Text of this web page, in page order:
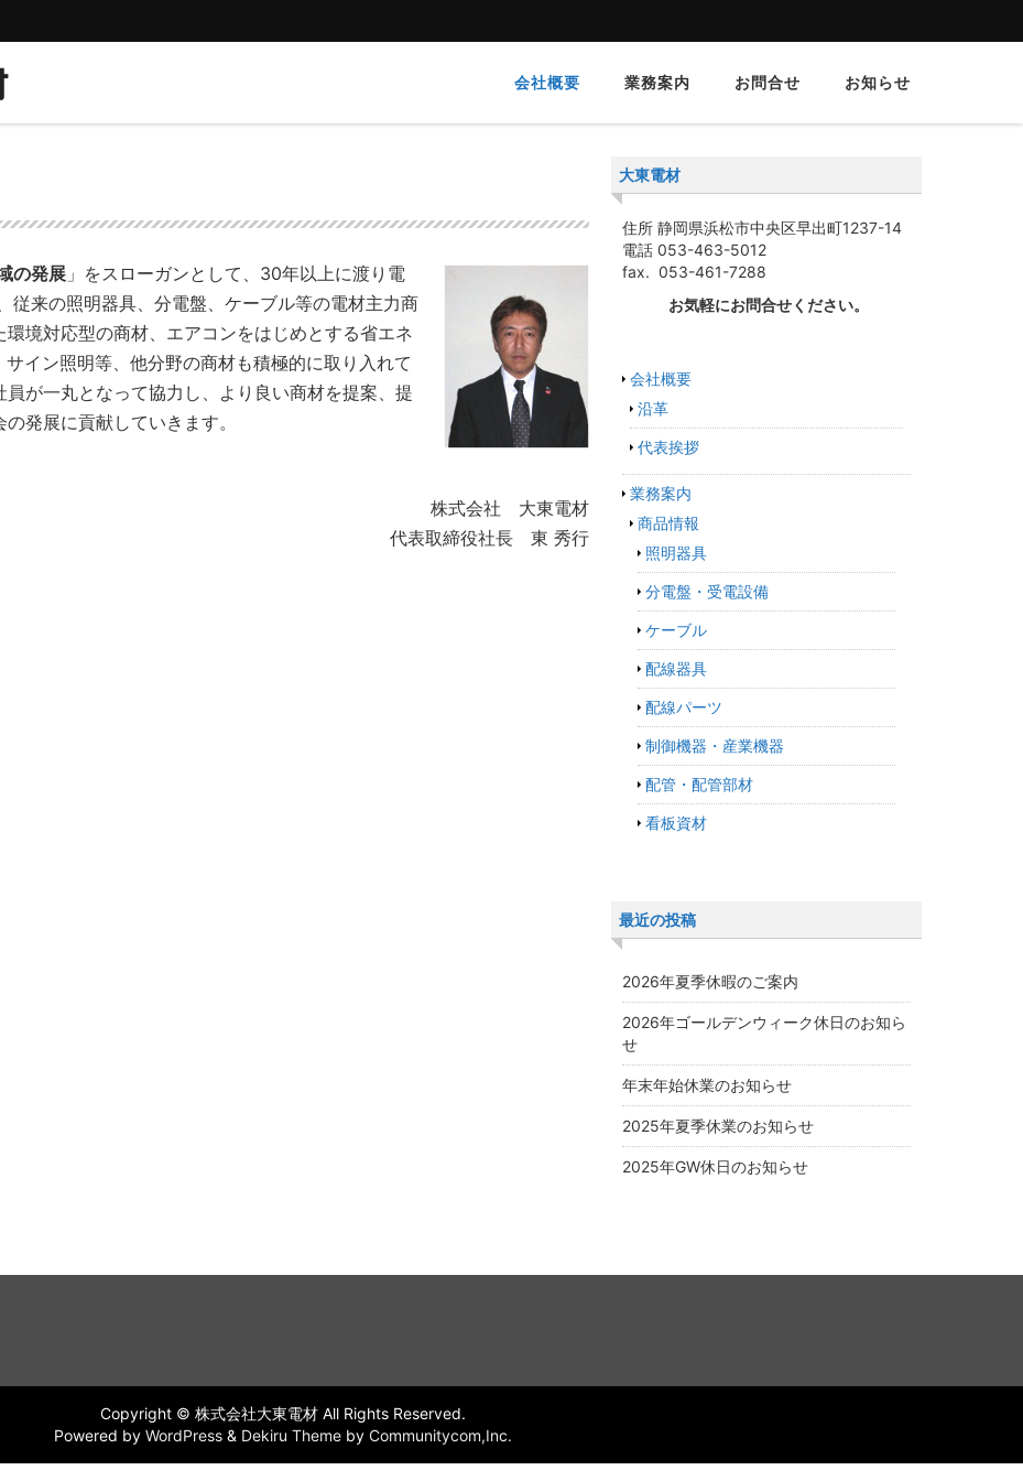
会社概要 業務案内 お問合せ お知らせ
の発展 」をスローガンとして、30年以上に渡り電
従来の照明器具、分電盤、ケーブル等の電材主力商
境対応型の商材、エアコンをはじめとする省エネ
イン照明等、他分野の商材も積極的に取り入れて
が一丸となって協力し、より良い商材を提案、提
発展に貢献していきます。
株式会社 大東電材
代表取締役社長 東 秀行
大東電材
住所 静岡県浜松市中央区早出町1237-14
電話 053-463-5012
fax. 053-461-7288
お気軽にお問合せください。
会社概要
沿革
代表挨拶
業務案内
商品情報
照明器具
分電盤・受電設備
ケーブル
配線器具
配線パーツ
制御機器・産業機器
配管・配管部材
看板資材
最近の投稿
2026年夏季休暇のご案内
2026年ゴールデンウィーク休日のお知ら
せ
年末年始休業のお知らせ
2025年夏季休業のお知らせ
2025年GW休日のお知らせ
Copyright © 株式会社大東電材 All Rights Reserved.
Powered by WordPress & Dekiru Theme by Communitycom,Inc.